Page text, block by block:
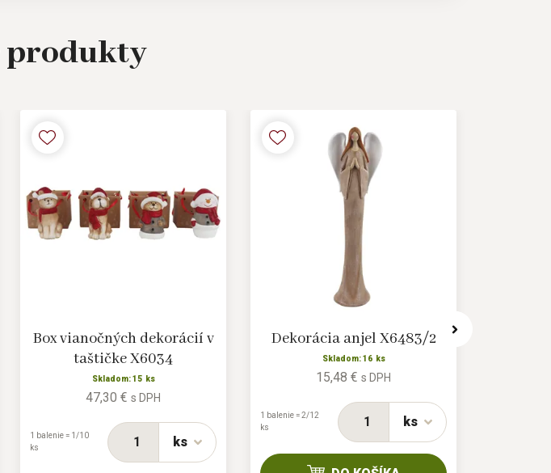
produkty
Box vianočných dekorácií v
taštičke X6034
Skladom: 15 ks
47,30 € s DPH
ks
1 balenie = 1/10
ks
Dekorácia anjel X6483/2
Skladom: 16 ks
15,48 € s DPH
ks
1 balenie = 2/12
ks